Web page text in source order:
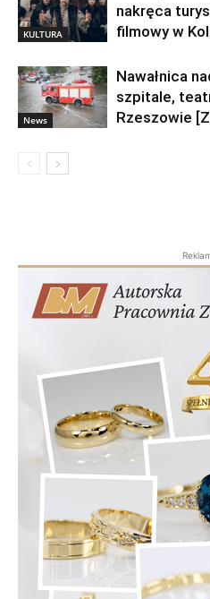
KULTURA
nakręca
filmowy w
News
Nawałnica
szpitale,
Rzeszowie